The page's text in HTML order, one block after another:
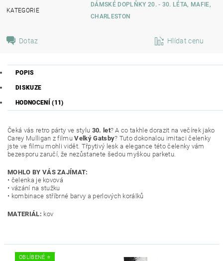
KATEGORIE
DÁMSKÉ DOPLŇKY 20. - 30. LÉTA, MAFIE,
CHARLESTON
Dotaz Hlídat cenu
POPIS
DISKUZE
HODNOCENÍ (11)
Čeká vás retro párty ve stylu 30. let? A co takhle dorazit na večírek jako
Carey Mulligan z filmuVelký Gatsby? Tuto dokonalou imitaci čelenky
jste ve filmu mohli vidět. Třpytivý lesk a elegance této čelenky vám
bezesporu zaručí, že nezůstanete šedou myškou parketu.
MOHLO BY VÁS ZAJÍMAT:
• čelenka je kovová
• vázání na stužku
• kombinace stříbrné barvy a perlových korálků
MATERIÁL: kov
OBLÍBENÉ ⭐️